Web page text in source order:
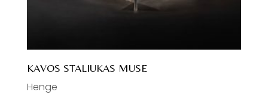
KAVOS STALIUKAS MUSE
Henge